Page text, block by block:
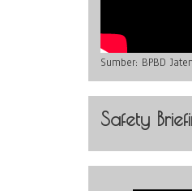
Sumber: BPBD
Safety